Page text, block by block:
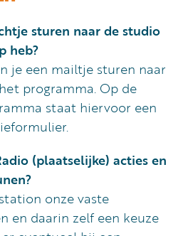
sturen naar de studio
heb?
je een mailtje sturen naar
programma. Op de
staat hiervoor een
(plaatselijke) acties en
onze vaste
en daarin zelf een keuze